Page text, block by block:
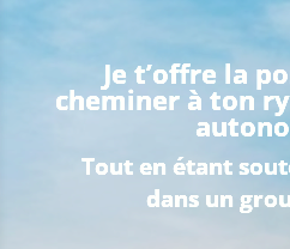
Je t’offre la
cheminer à ton
Tout en étant
dans un